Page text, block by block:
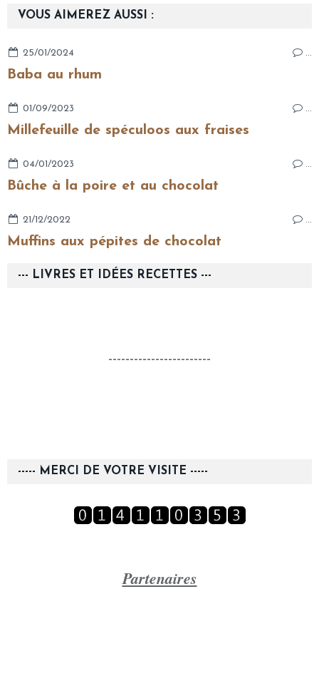
VOUS AIMEREZ AUSSI :
25/01/2024 …
Baba au rhum
01/09/2023 …
Millefeuille de spéculoos aux fraises
04/01/2023 …
Bûche à la poire et au chocolat
21/12/2022
Muffins aux pépites de chocolat
--- LIVRES ET IDÉES RECETTES ---
------------------------
----- MERCI DE VOTRE VISITE -----
Partenaires